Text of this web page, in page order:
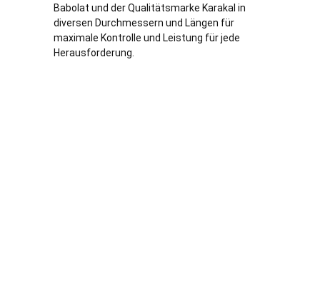
Babolat und der Qualitätsmarke Karakal in
diversen Durchmessern und Längen für
maximale Kontrolle und Leistung für jede
Herausforderung.